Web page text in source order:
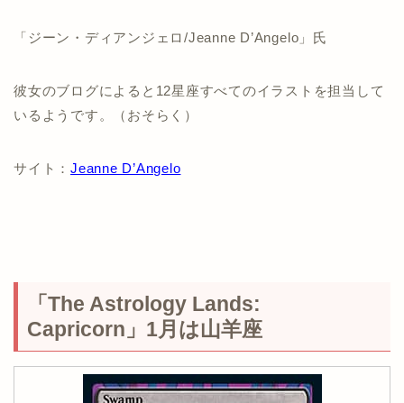
「ジーン・ディアンジェロ/Jeanne D’Angelo」氏
彼女のブログによると12星座すべてのイラストを担当して
いるようです。（おそらく）
サイト：Jeanne D’Angelo
「The Astrology Lands:
Capricorn」1月は山羊座